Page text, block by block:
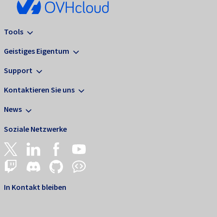
Tools
Geistiges Eigentum
Support
Kontaktieren Sie uns
News
Soziale Netzwerke
In Kontakt bleiben